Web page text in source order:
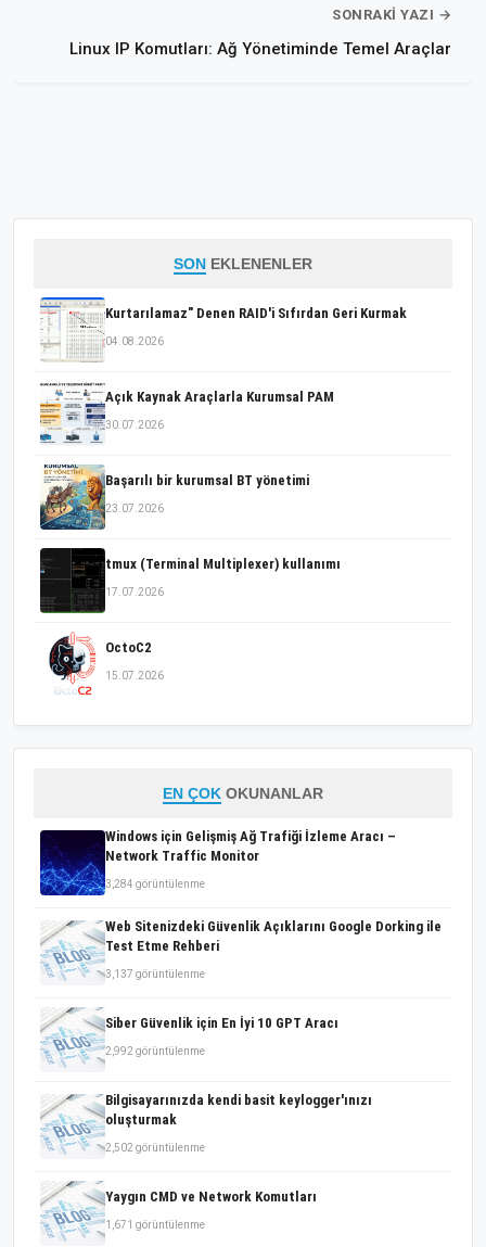
SONRAKI YAZI →
Linux IP Komutları: Ağ Yönetiminde Temel Araçlar
SON EKLENENLER
Kurtarılamaz" Denen RAID'i Sıfırdan Geri Kurmak
04.08.2026
Açık Kaynak Araçlarla Kurumsal PAM
30.07.2026
Başarılı bir kurumsal BT yönetimi
23.07.2026
tmux (Terminal Multiplexer) kullanımı
17.07.2026
OctoC2
15.07.2026
EN ÇOK OKUNANLAR
Windows için Gelişmiş Ağ Trafiği İzleme Aracı –
Network Traffic Monitor
3,284 görüntülenme
Web Sitenizdeki Güvenlik Açıklarını Google Dorking ile
Test Etme Rehberi
3,137 görüntülenme
Siber Güvenlik için En İyi 10 GPT Aracı
2,992 görüntülenme
Bilgisayarınızda kendi basit keylogger'ınızı
oluşturmak
2,502 görüntülenme
Yaygın CMD ve Network Komutları
1,671 görüntülenme